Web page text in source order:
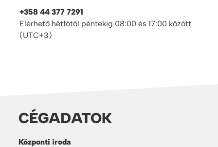
+358 44 377 7291
Elérhető hétfőtől péntekig 08:00 és 17:00 között
(UTC+3)
CÉGADATOK
Központi iroda